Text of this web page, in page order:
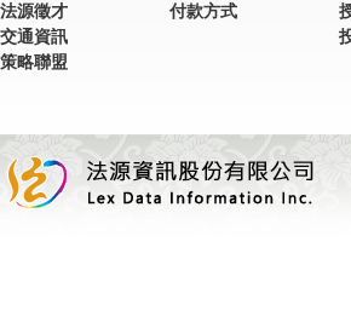
法源徵才
交通資訊
策略聯盟
付款方式